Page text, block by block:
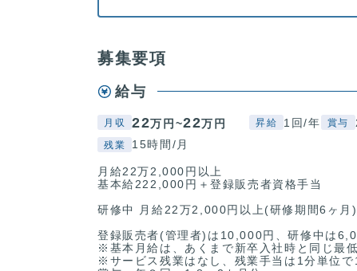
募集要項
給与
月収 22万円~22万円 昇給 1回/年 賞与
残業 15時間/月
月給22万2,000円以上
基本給222,000円＋登録販売者資格手当
研修中 月給22万2,000円以上(研修期間6ヶ月)
登録販売者(管理者)は10,000円、研修中は
※基本月給は、あくまで新卒入社時と同じ最
※サービス残業はなし、残業手当は1分単位で